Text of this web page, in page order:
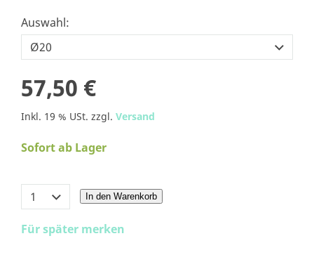
Auswahl:
57,50 €
Inkl. 19 % USt. zzgl. Versand
Sofort ab Lager
In den Warenkorb
Für später merken